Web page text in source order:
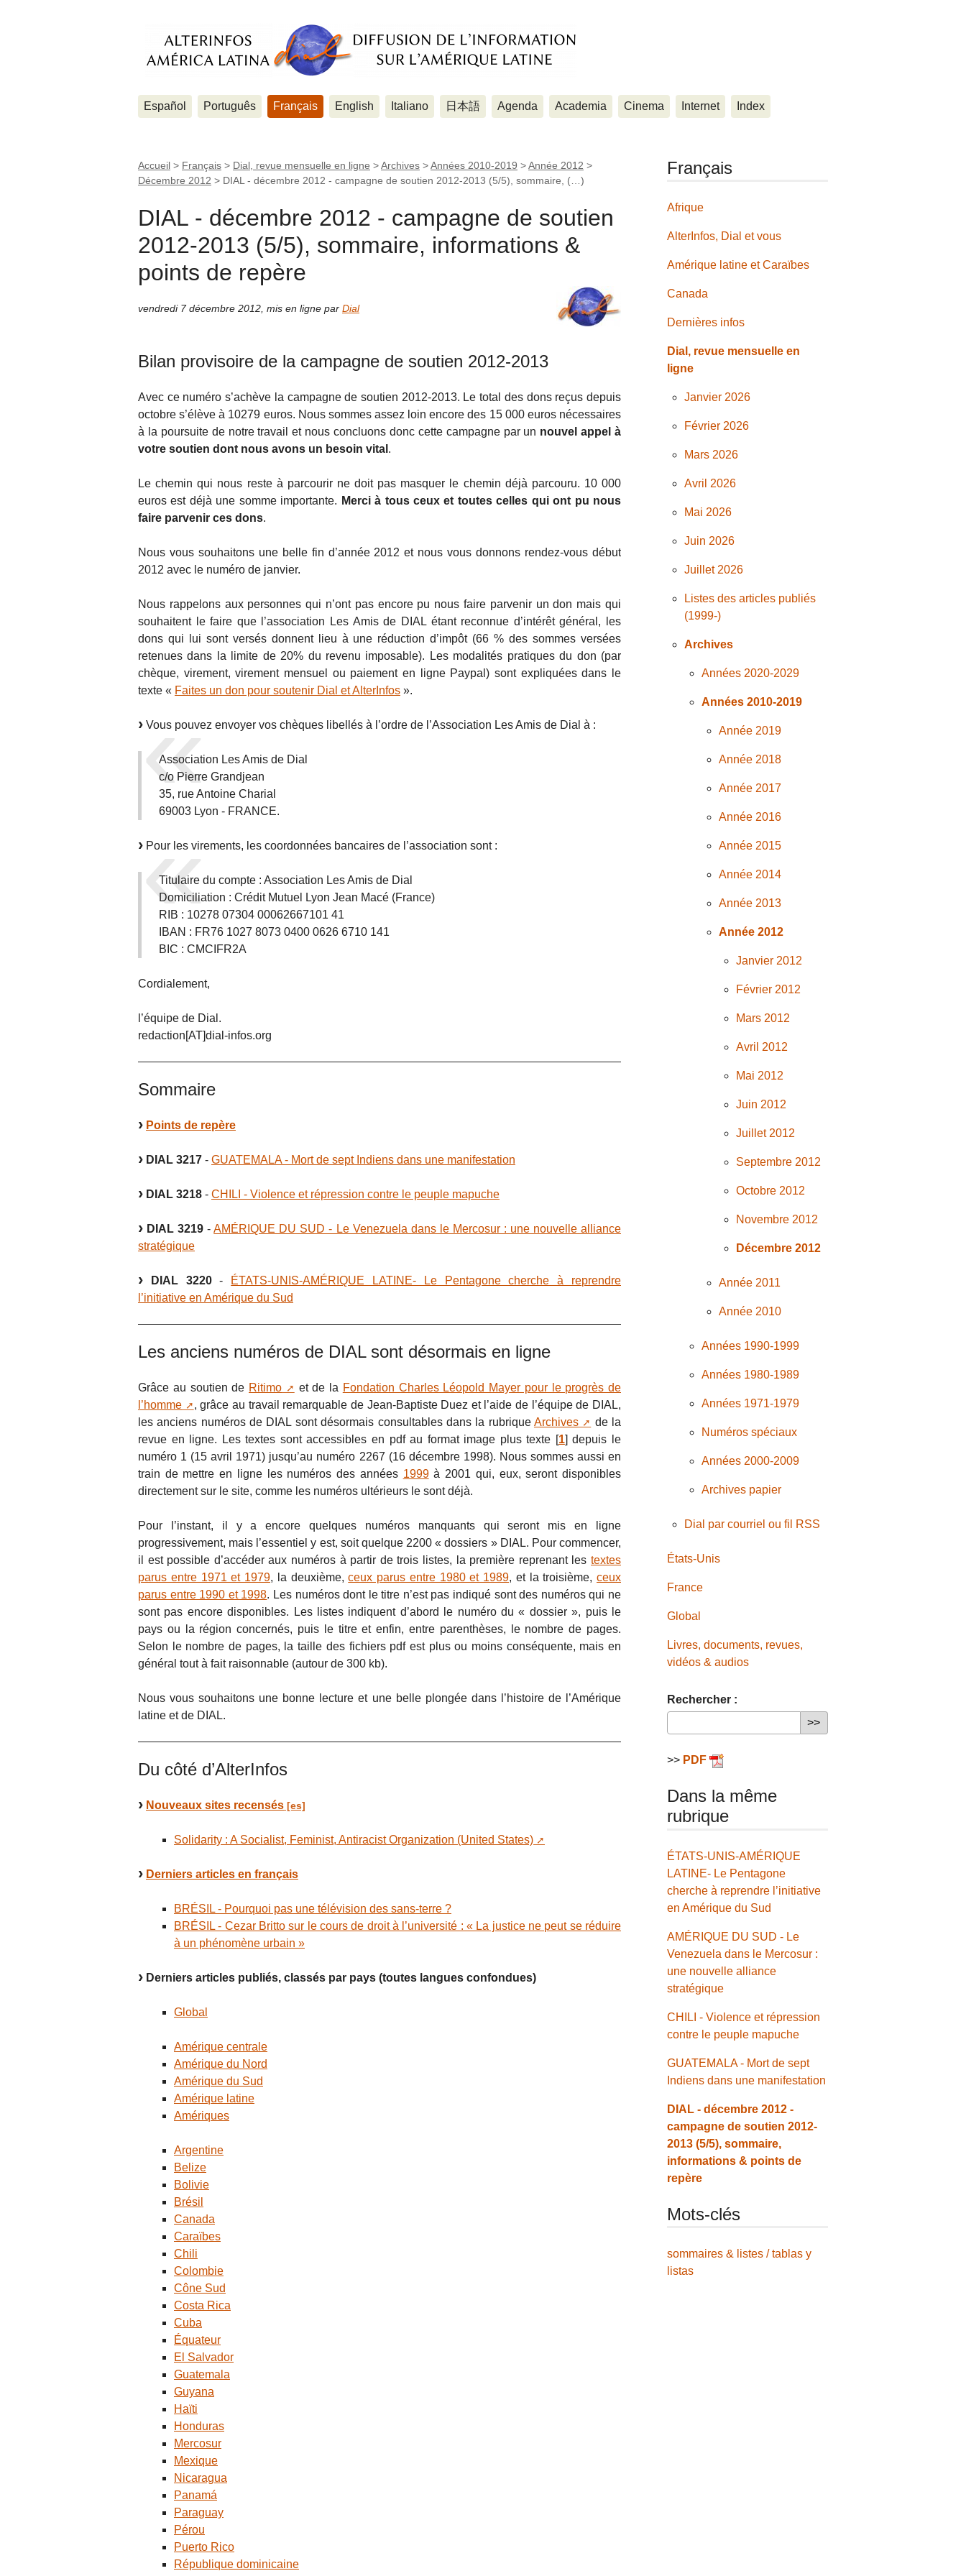
Español Português Français English Italiano 日本語 Agenda Academia Cinema Internet Index
Accueil > Français > Dial, revue mensuelle en ligne >Archives >Années 2010-2019 >Année 2012 >
Décembre 2012 > DIAL - décembre 2012 - campagne de soutien 2012-2013 (5/5), sommaire, (…)
DIAL - décembre 2012 - campagne de soutien
2012-2013 (5/5), sommaire, informations &
points de repère
vendredi 7 décembre 2012 mis en ligne par Dial
Bilan provisoire de la campagne de soutien 2012-2013
Avec ce numéro s’achève la campagne de soutien 2012-2013. Le total des dons reçus depuis
octobre s’élève à 10279 euros. Nous sommes assez loin encore des 15 000 euros nécessaires
à la poursuite de notre travail et nous concluons donc cette campagne par un nouvel appel à
votre soutien dont nous avons un besoin vital .
Le chemin qui nous reste à parcourir ne doit pas masquer le chemin déjà parcouru. 10 000
euros est déjà une somme importante. Merci à tous ceux et toutes celles qui ont pu nous
faire parvenir ces dons.
Nous vous souhaitons une belle fin d’année 2012 et nous vous donnons rendez-vous début
2012 avec le numéro de janvier.
Nous rappelons aux personnes qui n’ont pas encore pu nous faire parvenir un don mais qui
souhaitent le faire que l’association Les Amis de DIAL étant reconnue d’intérêt général, les
dons qui lui sont versés donnent lieu à une réduction d’impôt (66 % des sommes versées
retenues dans la limite de 20% du revenu imposable). Les modalités pratiques du don (par
chèque, virement, virement mensuel ou paiement en ligne Paypal) sont expliquées dans le
texte « Faites un don pour soutenir Dial et AlterInfos ».
Vous pouvez envoyer vos chèques libellés à l’ordre de l’Association Les Amis de Dial à :
Association Les Amis de Dial
c/o Pierre Grandjean
35, rue Antoine Charial
69003 Lyon - FRANCE.
Pour les virements, les coordonnées bancaires de l’association sont :
Titulaire du compte : Association Les Amis de Dial
Domiciliation : Crédit Mutuel Lyon Jean Macé (France)
RIB : 10278 07304 00062667101 41
IBAN : FR76 1027 8073 0400 0626 6710 141
BIC : CMCIFR2A
Cordialement,
l’équipe de Dial.
redaction[AT]dial-infos.org
Sommaire
Points de repère
DIAL 3217 - GUATEMALA - Mort de sept Indiens dans une manifestation
DIAL 3218 - CHILI - Violence et répression contre le peuple mapuche
DIAL 3219 -AMÉRIQUE DU SUD - Le Venezuela dans le Mercosur : une nouvelle alliance
stratégique
DIAL 3220-
ÉTATS-UNIS-AMÉRIQUE LATINE- Le Pentagone cherche à reprendre
l’initiative en Amérique du Sud
Les anciens numéros de DIAL sont désormais en ligne
Grâce au soutien de Ritimo et de la Fondation Charles Léopold Mayer pour le progrès de
l’homme
, grâce au travail remarquable de Jean-Baptiste Duez et l’aide de l’équipe de DIAL,
les anciens numéros de DIAL sont désormais consultables dans la rubrique Archives
de la
revue en ligne. Les textes sont accessibles en pdf au format image plus texte [1] depuis le
numéro 1 (15 avril 1971) jusqu’au numéro 2267 (16 décembre 1998). Nous sommes aussi en
train de mettre en ligne les numéros des années 1999à 2001 qui, eux, seront disponibles
directement sur le site, comme les numéros ultérieurs le sont déjà.
Pour l’instant, il y a encore quelques numéros manquants qui seront mis en ligne
progressivement, mais l’essentiel y est, soit quelque 2200 « dossiers » DIAL. Pour commencer,
il est possible d’accéder aux numéros à partir de trois listes, la première reprenant les textes
parus entre 1971 et 1979, la deuxième,ceux parus entre 1980 et 1989, et la troisième, ceux
parus entre 1990 et 1998. Les numéros dont le titre n’est pas indiqué sont des numéros qui ne
sont pas encore disponibles. Les listes indiquent d’abord le numéro du « dossier », puis le
pays ou la région concernés, puis le titre et enfin, entre parenthèses, le nombre de pages.
Selon le nombre de pages, la taille des fichiers pdf est plus ou moins conséquente, mais en
général tout à fait raisonnable (autour de 300 kb).
Nous vous souhaitons une bonne lecture et une belle plongée dans l’histoire de l’Amérique
latine et de DIAL.
Du côté d’AlterInfos
Nouveaux sites recensés
Solidarity : A Socialist, Feminist, Antiracist Organization (United States)
Derniers articles en français
BRÉSIL - Pourquoi pas une télévision des sans-terre ?
BRÉSIL - Cezar Britto sur le cours de droit à l’université : « La justice ne peut se réduire
à un phénomène urbain »
Derniers articles publiés, classés par pays (toutes langues confondues)
Global
Amérique centrale
Amérique du Nord
Amérique du Sud
Amérique latine
Amériques
Argentine
Belize
Bolivie
Brésil
Canada
Caraïbes
Chili
Colombie
Cône Sud
Costa Rica
Cuba
Équateur
El Salvador
Guatemala
Guyana
Haïti
Honduras
Mercosur
Mexique
Nicaragua
Panamá
Paraguay
Pérou
Puerto Rico
République dominicaine
Français
Afrique
AlterInfos, Dial et vous
Amérique latine et Caraïbes
Canada
Dernières infos
Dial, revue mensuelle en
ligne
Janvier 2026
Février 2026
Mars 2026
Avril 2026
Mai 2026
Juin 2026
Juillet 2026
Listes des articles publiés
(1999-)
Archives
Années 2020-2029
Années 2010-2019
Année 2019
Année 2018
Année 2017
Année 2016
Année 2015
Année 2014
Année 2013
Année 2012
Janvier 2012
Février 2012
Mars 2012
Avril 2012
Mai 2012
Juin 2012
Juillet 2012
Septembre 2012
Octobre 2012
Novembre 2012
Décembre 2012
Année 2011
Année 2010
Années 1990-1999
Années 1980-1989
Années 1971-1979
Numéros spéciaux
Années 2000-2009
Archives papier
Dial par courriel ou fil RSS
États-Unis
France
Global
Livres, documents, revues,
vidéos & audios
Rechercher :
>> PDF
Dans la même
rubrique
ÉTATS-UNIS-AMÉRIQUE
LATINE- Le Pentagone
cherche à reprendre l’initiative
en Amérique du Sud
AMÉRIQUE DU SUD - Le
Venezuela dans le Mercosur :
une nouvelle alliance
stratégique
CHILI - Violence et répression
contre le peuple mapuche
GUATEMALA - Mort de sept
Indiens dans une manifestation
DIAL - décembre 2012 -
campagne de soutien 2012-
2013 (5/5), sommaire,
informations & points de
repère
Mots-clés
sommaires & listes / tablas y
listas